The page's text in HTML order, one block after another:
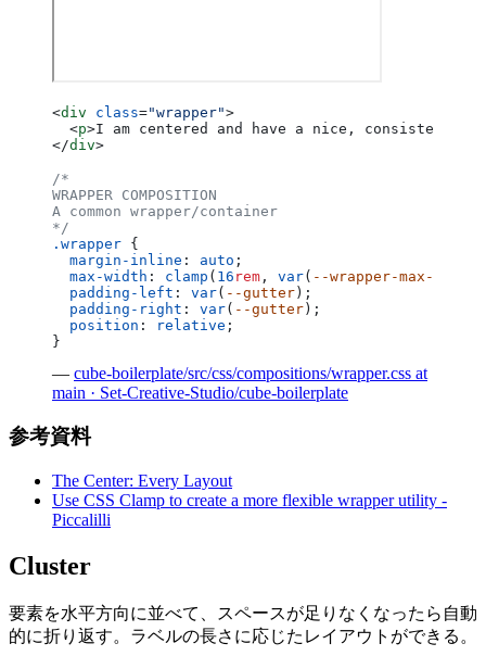
<div class="wrapper">
  <
p>I am centered and have a nice, consistent
</div>
/*
WRAPPER COMPOSITION
A common wrapper/container
*/
.wrapper {
  margin-inline
: auto ;
  max-width
: clamp ( 16 rem , var( --wrapper-max-width
  padding-left
: var( --gutter);
  padding-right
: var( --gutter);
  position
: relative ;
}
— cube-boilerplate/src/css/compositions/wrapper.css at
main · Set-Creative-Studio/cube-boilerplate
参考資料
The Center: Every Layout
Use CSS Clamp to create a more flexible wrapper utility -
Piccalilli
Cluster
要素を水平方向に並べて、スペースが足りなくなったら自動
的に折り返す。ラベルの長さに応じたレイアウトができる。